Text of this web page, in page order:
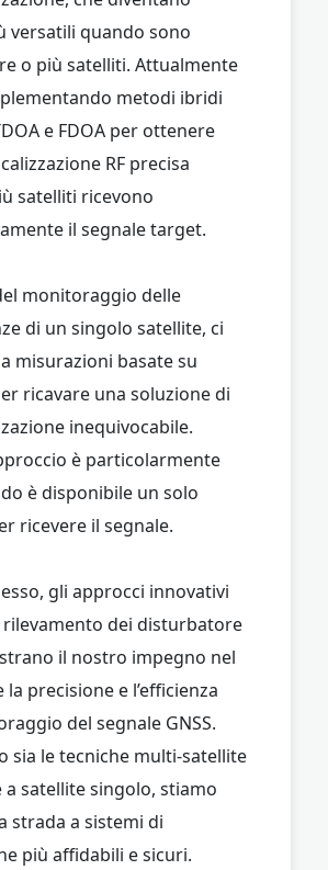
versatili quando sono
o più satelliti. Attualmente
metodi ibridi
e FDOA per ottenere
RF precisa
satelliti ricevono
il segnale target.
monitoraggio delle
di un singolo satellite, ci
misurazioni basate su
ricavare una soluzione di
inequivocabile.
è particolarmente
è disponibile un solo
ricevere il segnale.
gli approcci innovativi
rilevamento dei disturbatore
il nostro impegno nel
precisione e l’efficienza
del segnale GNSS.
sia le tecniche multi-satellite
a satellite singolo, stiamo
strada a sistemi di
più affidabili e sicuri.